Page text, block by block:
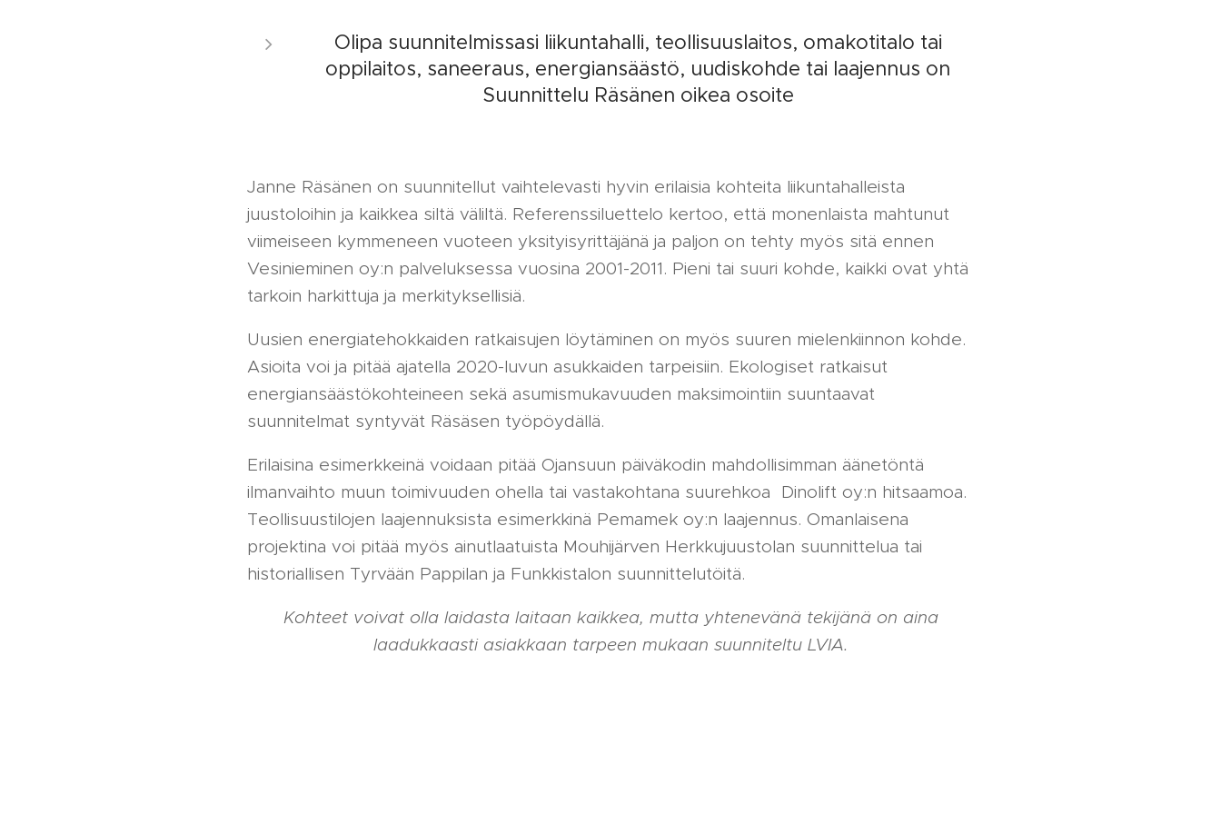
Olipa suunnitelmissasi liikuntahalli, teollisuuslaitos, omakotitalo tai
oppilaitos, saneeraus, energiansäästö, uudiskohde tai laajennus on
Suunnittelu Räsänen oikea osoite
Janne Räsänen on suunnitellut vaihtelevasti hyvin erilaisia kohteita liikuntahalleista
juustoloihin ja kaikkea siltä väliltä. Referenssiluettelo kertoo, että monenlaista mahtunut
viimeiseen kymmeneen vuoteen yksityisyrittäjänä ja paljon on tehty myös sitä ennen
Vesinieminen oy:n palveluksessa vuosina 2001-2011. Pieni tai suuri kohde, kaikki ovat yhtä
tarkoin harkittuja ja merkityksellisiä.
Uusien energiatehokkaiden ratkaisujen löytäminen on myös suuren mielenkiinnon kohde.
Asioita voi ja pitää ajatella 2020-luvun asukkaiden tarpeisiin. Ekologiset ratkaisut
energiansäästökohteineen sekä asumismukavuuden maksimointiin suuntaavat
suunnitelmat syntyvät Räsäsen työpöydällä.
Erilaisina esimerkkeinä voidaan pitää Ojansuun päiväkodin mahdollisimman äänetöntä
ilmanvaihto muun toimivuuden ohella tai vastakohtana suurehkoa Dinolift oy:n hitsaamoa.
Teollisuustilojen laajennuksista esimerkkinä Pemamek oy:n laajennus. Omanlaisena
projektina voi pitää myös ainutlaatuista Mouhijärven Herkkujuustolan suunnittelua tai
historiallisen Tyrvään Pappilan ja Funkkistalon suunnittelutöitä.
Kohteet voivat olla laidasta laitaan kaikkea, mutta yhtenevänä tekijänä on aina
laadukkaasti asiakkaan tarpeen mukaan suunniteltu LVIA.